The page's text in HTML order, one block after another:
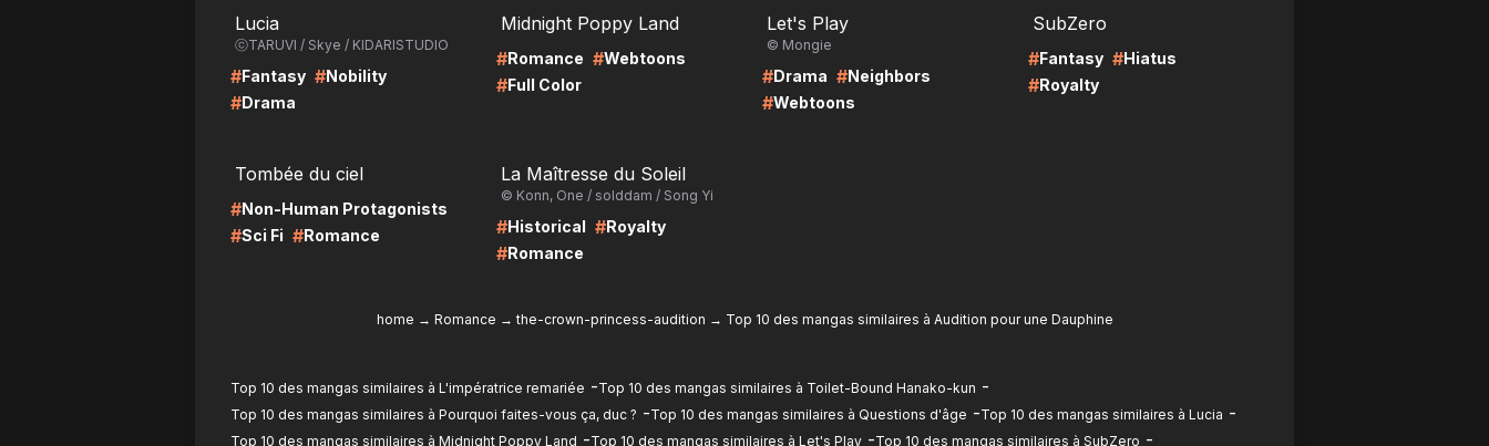
Lucia
ⓒTARUVI / Skye / KIDARISTUDIO
#Fantasy #Nobility
#Drama
Midnight Poppy Land
#Romance #Webtoons
#Full Color
Let's Play
© Mongie
#Drama #Neighbors
#Webtoons
SubZero
#Fantasy #Hiatus
#Royalty
Tombée du ciel
#Non-Human Protagonists
#Sci Fi #Romance
La Maîtresse du Soleil
© Konn, One / solddam / Song Yi
#Historical #Royalty
#Romance
home → Romance → the-crown-princess-audition → Top 10 des mangas similaires à Audition pour une Dauphine
Top 10 des mangas similaires à L'impératrice remariée -Top 10 des mangas similaires à Toilet-Bound Hanako-kun -
Top 10 des mangas similaires à Pourquoi faites-vous ça, duc ? -Top 10 des mangas similaires à Questions d'âge -Top 10 des mangas similaires à Lucia -
Top 10 des mangas similaires à Midnight Poppy Land -Top 10 des mangas similaires à Let's Play -Top 10 des mangas similaires à SubZero -